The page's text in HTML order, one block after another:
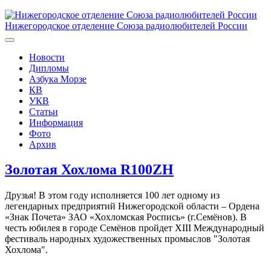
Нижегородское отделение Союза радиолюбителей России
Новости
Дипломы
Азбука Морзе
КВ
УКВ
Статьи
Информация
Фото
Архив
Золотая Хохлома R100ZH
Друзья! В этом году исполняется 100 лет одному из
легендарных предприятий Нижегородской области – Ордена
«Знак Почета» ЗАО «Хохломская Роспись» (г.Семёнов). В
честь юбилея в городе Семёнов пройдет XIII Международный
фестиваль народных художественных промыслов "Золотая
Хохлома".